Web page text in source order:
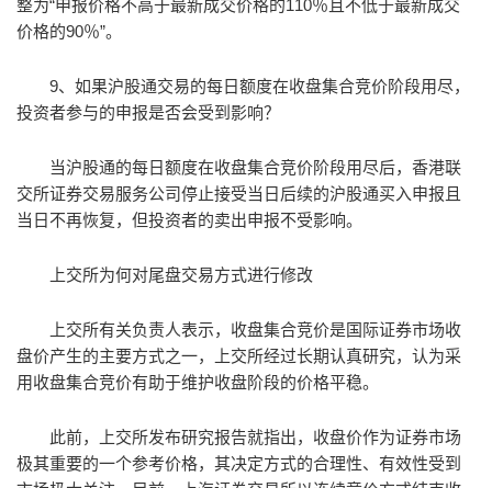
整为“申报价格不高于最新成交价格的110％且不低于最新成交
价格的90％”。
9、如果沪股通交易的每日额度在收盘集合竞价阶段用尽，
投资者参与的申报是否会受到影响？
当沪股通的每日额度在收盘集合竞价阶段用尽后，香港联
交所证券交易服务公司停止接受当日后续的沪股通买入申报且
当日不再恢复，但投资者的卖出申报不受影响。
上交所为何对尾盘交易方式进行修改
上交所有关负责人表示，收盘集合竞价是国际证券市场收
盘价产生的主要方式之一，上交所经过长期认真研究，认为采
用收盘集合竞价有助于维护收盘阶段的价格平稳。
此前，上交所发布研究报告就指出，收盘价作为证券市场
极其重要的一个参考价格，其决定方式的合理性、有效性受到